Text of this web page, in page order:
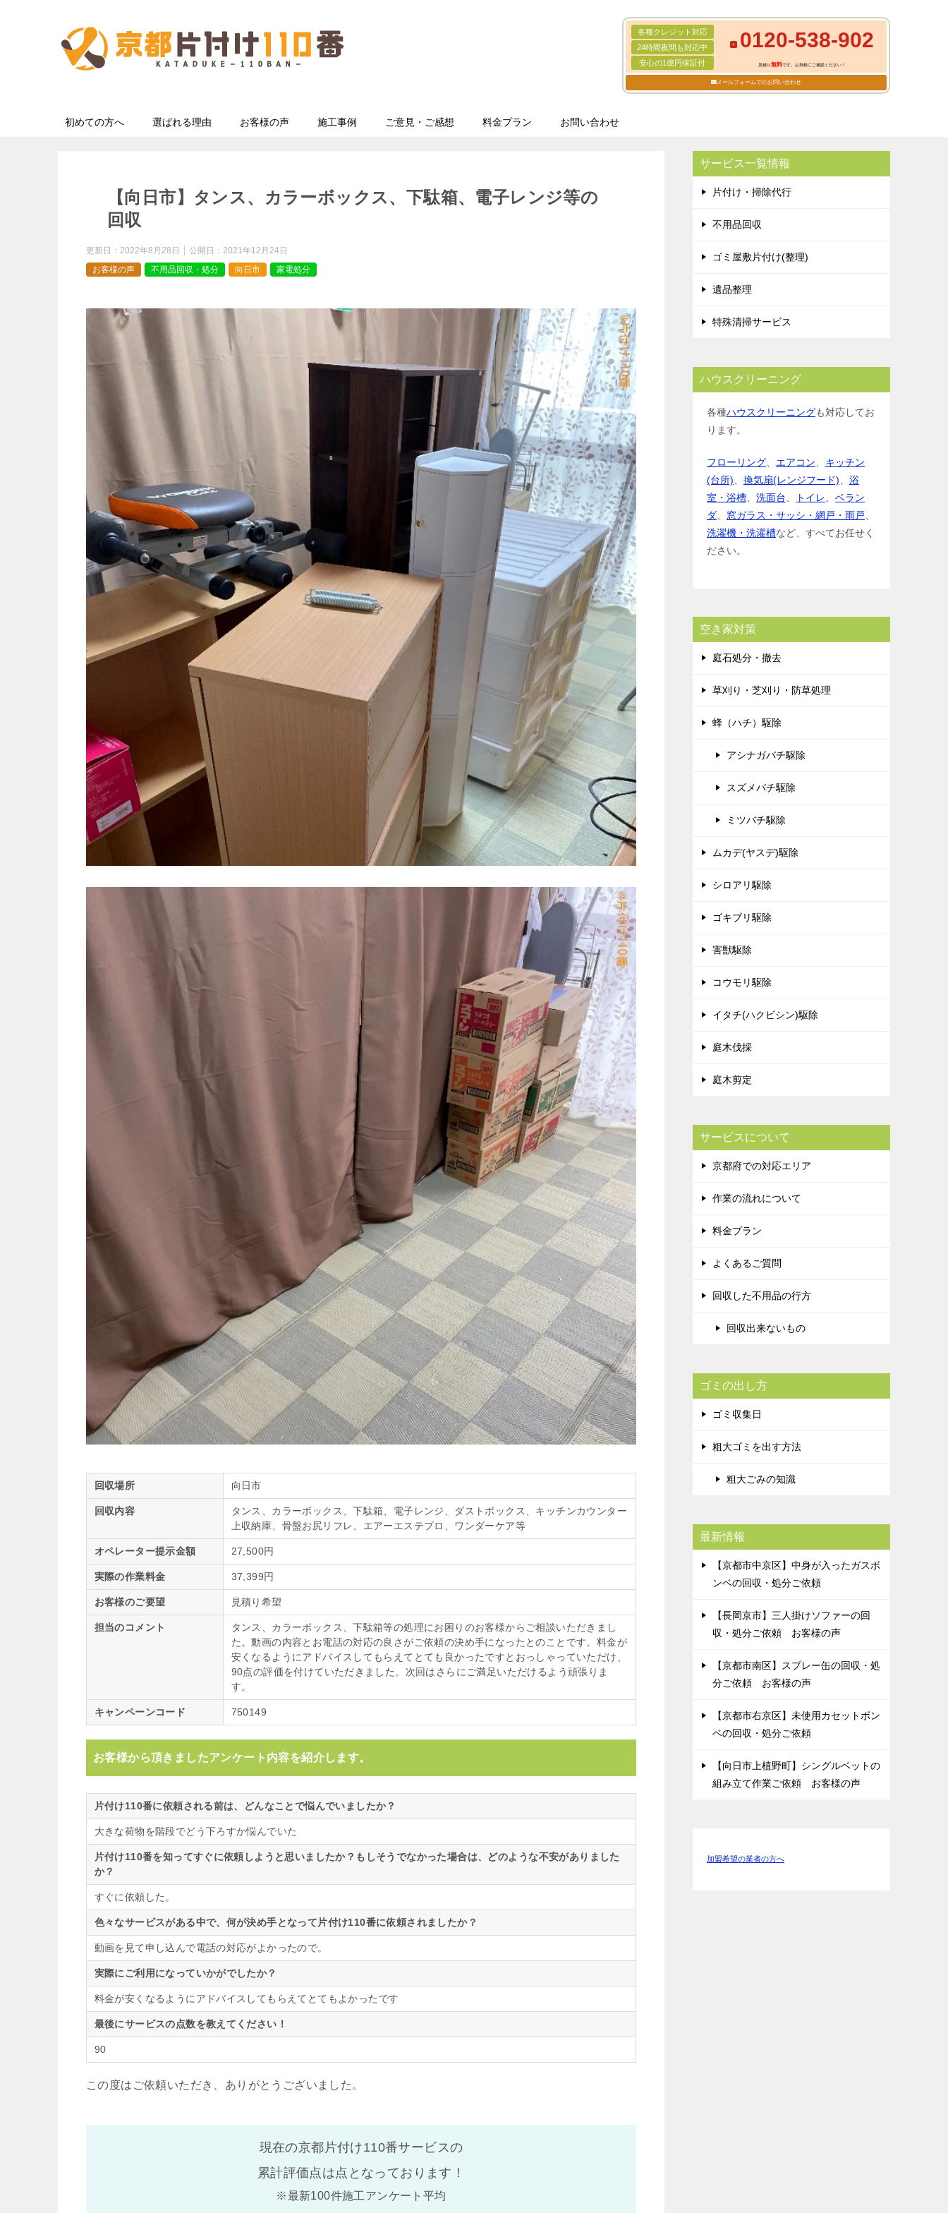
各種クレジット対応
24時間夜間も対応中
安心の1億円保証付
0120-538-902
見積り無料です。お気軽にご相談ください！
メールフォームでのお問い合わせ
初めての方へ 選ばれる理由 お客様の声 施工事例 ご意見・ご感想 料金プラン お問い合わせ
【向日市】タンス、カラーボックス、下駄箱、電子レンジ等の
回収
更新日： 2022年8月28日 公開日： 2021年12月24日
お客様の声
不用品回収・処分 向日市 家電処分
回収場所 向日市
回収内容
タンス、カラーボックス、下駄箱、電子レンジ、ダストボックス、キッチンカウンター
上収納庫、骨盤お尻リフレ、エアーエステプロ、ワンダーケア等
オペレーター提示金額 27,500円
実際の作業料金 37,399円
お客様のご要望 見積り希望
担当のコメント
タンス、カラーボックス、下駄箱等の処理にお困りのお客様からご相談いただきまし
た。動画の内容とお電話の対応の良さがご依頼の決め手になったとのことです。料金が
安くなるようにアドバイスしてもらえてとても良かったですとおっしゃっていただけ、
90点の評価を付けていただきました。次回はさらにご満足いただけるよう頑張りま
す。
キャンペーンコード 750149
お客様から頂きましたアンケート内容を紹介します。
片付け110番に依頼される前は、どんなことで悩んでいましたか？
大きな荷物を階段でどう下ろすか悩んでいた
片付け110番を知ってすぐに依頼しようと思いましたか？もしそうでなかった場合は、どのような不安がありました
か？
すぐに依頼した。
色々なサービスがある中で、何が決め手となって片付け110番に依頼されましたか？
動画を見て申し込んで電話の対応がよかったので。
実際にご利用になっていかがでしたか？
料金が安くなるようにアドバイスしてもらえてとてもよかったです
最後にサービスの点数を教えてください！
90
この度はご依頼いただき、ありがとうございました。
現在の京都片付け110番サービスの
累計評価点は点となっております！
※最新100件施工アンケート平均
サービス一覧情報
片付け・掃除代行
不用品回収
ゴミ屋敷片付け(整理)
遺品整理
特殊清掃サービス
ハウスクリーニング
各種ハウスクリーニングも対応してお
ります。
フローリング エアコン
キッチン
(台所)
換気扇(レンジフード)
浴
室・浴槽
洗面台 トイレ
ベラン
ダ
窓ガラス・サッシ・網戸・雨戸
洗濯機・洗濯槽など、すべてお任せく
ださい。
空き家対策
庭石処分・撤去
草刈り・芝刈り・防草処理
蜂（ハチ）駆除
アシナガバチ駆除
スズメバチ駆除
ミツバチ駆除
ムカデ(ヤスデ)駆除
シロアリ駆除
ゴキブリ駆除
害獣駆除
コウモリ駆除
イタチ(ハクビシン)駆除
庭木伐採
庭木剪定
サービスについて
京都府での対応エリア
作業の流れについて
料金プラン
よくあるご質問
回収した不用品の行方
回収出来ないもの
ゴミの出し方
ゴミ収集日
粗大ゴミを出す方法
粗大ごみの知識
最新情報
【京都市中京区】中身が入ったガスボ
ンベの回収・処分ご依頼
【長岡京市】三人掛けソファーの回
収・処分ご依頼 お客様の声
【京都市南区】スプレー缶の回収・処
分ご依頼 お客様の声
【京都市右京区】未使用カセットボン
ベの回収・処分ご依頼
【向日市上植野町】シングルベットの
組み立て作業ご依頼 お客様の声
加盟希望の業者の方へ